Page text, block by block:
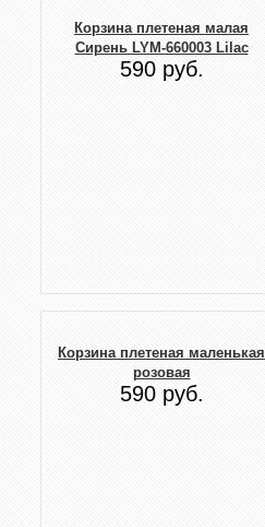
Корзина плетеная малая
Сирень LYM-660003 Lilac
590 руб.
Корзина плетеная маленькая
розовая
590 руб.